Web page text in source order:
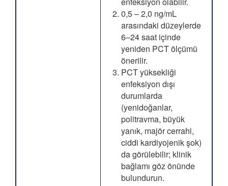
0,5 – 2,0 ng/mL
arasındaki düzeylerde
6–24 saat içinde
yeniden PCT ölçümü
önerilir.
PCT yüksekliği
enfeksiyon dışı
durumlarda
(yenidoğanlar,
politravma, büyük
yanık, majör cerrahi,
ciddi kardiyojenik şok)
da görülebilir; klinik
bağlamı göz önünde
bulundurun.